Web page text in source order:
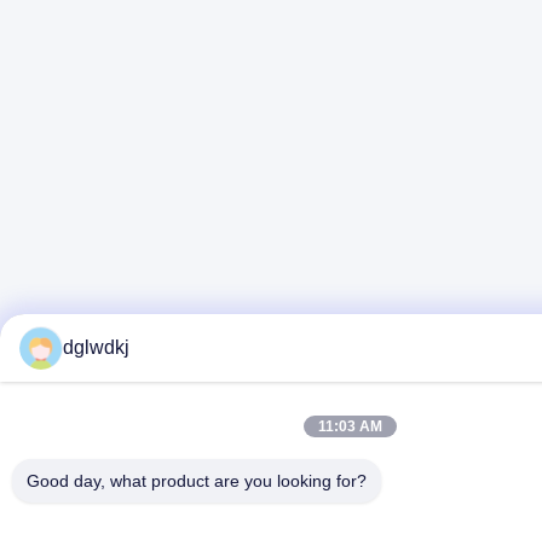
dglwdkj
11:03 AM
Good day, what product are you looking for?